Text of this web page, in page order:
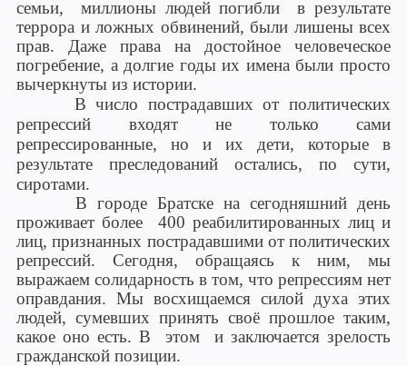
семьи, миллионы людей погибли в результате
террора и ложных обвинений, были лишены всех
прав. Даже права на достойное человеческое
погребение, а долгие годы их имена были просто
вычеркнуты из истории.
В число пострадавших от политических
репрессий входят не только сами
репрессированные, но и их дети, которые в
результате преследований остались, по сути,
сиротами.
В городе Братске на сегодняшний день
проживает более 400 реабилитированных лиц и
лиц, признанных пострадавшими от политических
репрессий. Сегодня, обращаясь к ним, мы
выражаем солидарность в том, что репрессиям нет
оправдания. Мы восхищаемся силой духа этих
людей, сумевших принять своё прошлое таким,
какое оно есть. В этом и заключается зрелость
гражданской позиции.